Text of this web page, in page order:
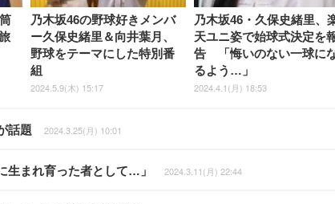
乃木坂46の野球好きメンバ
ー久保史緒里＆向井葉月、
野球をテーマにした特別番
組
2024.5.9(木) 15:17
乃木坂46・久保史緒里、
天ユニ姿で始球式決定を
告 「悔いのない一球に
るよう…」
2024.4.1(月) 18:53
話題 2024.3.25(月) 10:01
まれ育った者として…」 2024.3.11(月) 22:44